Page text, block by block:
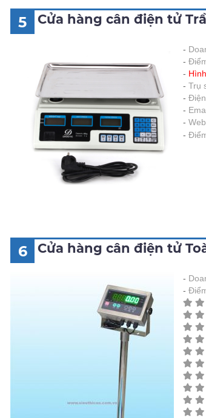
5 Cửa hàng cân điện tử
Trụ
6 Cửa hàng cân điện tử